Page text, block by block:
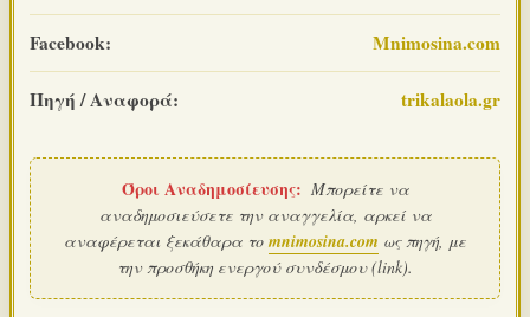
Facebook: Mnimosina.com
Πηγή / Αναφορά: trikalaola.gr
Όροι Αναδημοσίευσης: Μπορείτε να
αναδημοσιεύσετε την αναγγελία, αρκεί να
αναφέρεται ξεκάθαρα το mnimosina.com ως πηγή, με
την προσθήκη ενεργού συνδέσμου (link).